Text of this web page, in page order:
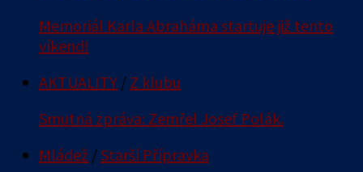
Memoriál Karla Abraháma startuje již tento
víkend!
AKTUALITY / Z klubu
Smutná zpráva: Zemřel Josef Polák.
Mládež /Starší Přípravka